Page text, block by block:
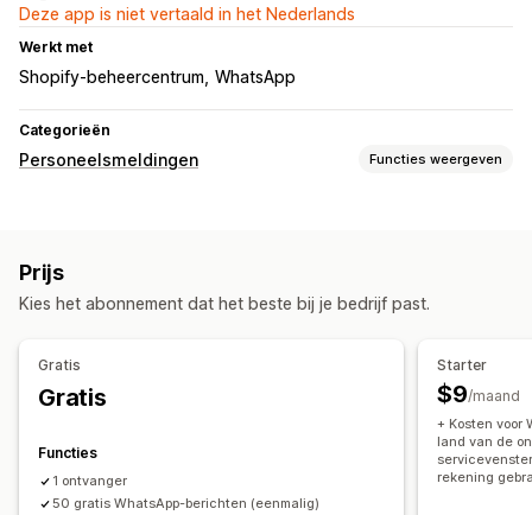
Deze app is niet vertaald in het Nederlands
Werkt met
Shopify-beheercentrum WhatsApp
Categorieën
Personeelsmeldingen Functies weergeven
Aangepaste meldingen
Prijs
Kies het abonnement dat het beste bij je bedrijf past.
Gratis
Gratis
Functies
1 ontvanger
50 gratis WhatsApp-berichten (eenmalig)
Starter
$9/maand
+ Kosten voor
land van de
rekening